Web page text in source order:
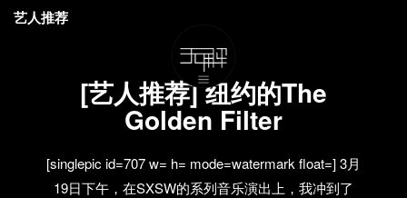
[艺人推荐] 纽约的The
Golden Filter
[singlepic id=707 w= h= mode=watermark float=] 3月
19日下午，在SXSW的系列音乐演出上，我冲到了
艺人推荐